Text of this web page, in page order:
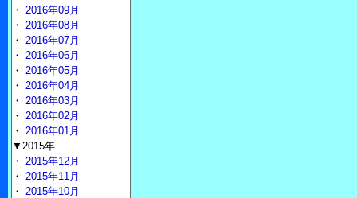
・ 2016年09月
・ 2016年08月
・ 2016年07月
・ 2016年06月
・ 2016年05月
・ 2016年04月
・ 2016年03月
・ 2016年02月
・ 2016年01月
▼2015年
・ 2015年12月
・ 2015年11月
・ 2015年10月